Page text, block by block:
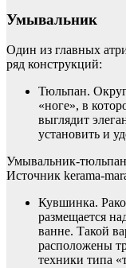
Умывальник
Один из главных
ряд конструкций:
Тюльпан.
«ноге», в
выглядит
установить и
Умывальник-тюльпан
Источник kerama-
Кувшинка.
размещается
ванне. Такой
расположены
техники типа